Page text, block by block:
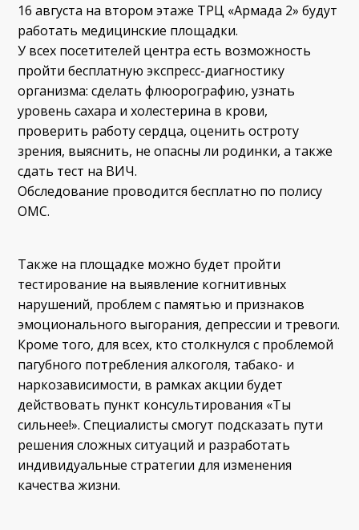
16 августа на втором этаже ТРЦ «Армада 2» будут
работать медицинские площадки.
У всех посетителей центра есть возможность
пройти бесплатную экспресс-диагностику
организма: сделать флюорографию, узнать
уровень сахара и холестерина в крови,
проверить работу сердца, оценить остроту
зрения, выяснить, не опасны ли родинки, а также
сдать тест на ВИЧ.
Обследование проводится бесплатно по полису
ОМС.
Также на площадке можно будет пройти
тестирование на выявление когнитивных
нарушений, проблем с памятью и признаков
эмоционального выгорания, депрессии и тревоги.
Кроме того, для всех, кто столкнулся с проблемой
пагубного потребления алкоголя, табако- и
наркозависимости, в рамках акции будет
действовать пункт консультирования «Ты
сильнее!». Специалисты смогут подсказать пути
решения сложных ситуаций и разработать
индивидуальные стратегии для изменения
качества жизни.